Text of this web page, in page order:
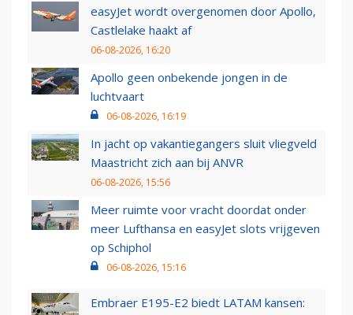
easyJet wordt overgenomen door Apollo,
Castlelake haakt af
06-08-2026, 16:20
Apollo geen onbekende jongen in de
luchtvaart
06-08-2026, 16:19
In jacht op vakantiegangers sluit vliegveld
Maastricht zich aan bij ANVR
06-08-2026, 15:56
Meer ruimte voor vracht doordat onder
meer Lufthansa en easyJet slots vrijgeven
op Schiphol
06-08-2026, 15:16
Embraer E195-E2 biedt LATAM kansen: